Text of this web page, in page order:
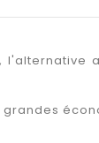
l'alternative